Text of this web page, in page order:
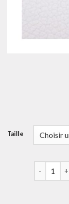
Taille